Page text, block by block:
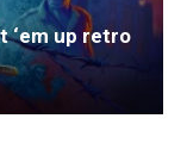
‘em up retro